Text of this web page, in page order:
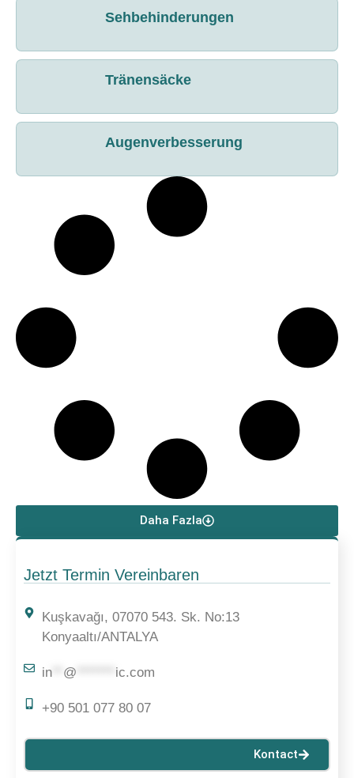
Sehbehinderungen
Tränensäcke
Augenverbesserung
Daha Fazla
Jetzt Termin Vereinbaren
Kuşkavağı, 07070 543. Sk. No:13
Konyaaltı/ANTALYA
in** @ ic.com
+90 501 077 80 07
Kontact